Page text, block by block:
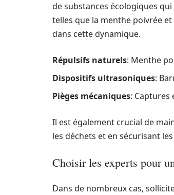
de substances écologiques qui
telles que la menthe poivrée et
dans cette dynamique.
Répulsifs naturels: Menthe
Dispositifs ultrasoniques:
Pièges mécaniques: Captures
Il est également crucial de
les déchets et en sécurisant
Choisir les experts pour
Dans de nombreux cas,